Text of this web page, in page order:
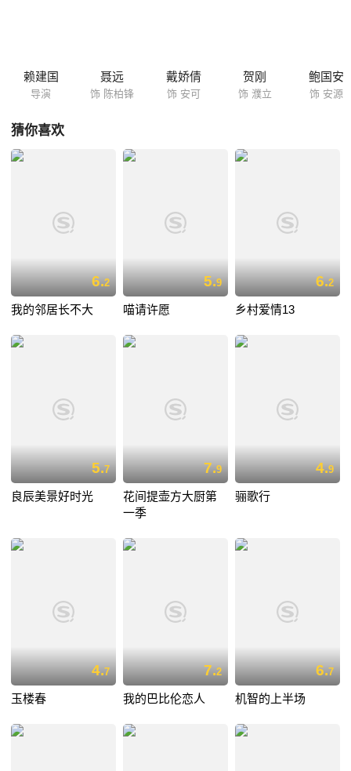
赖建国
导演
聂远
饰 陈柏锋
戴娇倩
饰 安可
贺刚
饰 濮立
鲍国安
饰 安源
猜你喜欢
6.2
我的邻居长不大
5.9
喵请许愿
6.2
乡村爱情13
5.7
良辰美景好时光
7.9
花间提壶方大厨第
一季
4.9
骊歌行
4.7
玉楼春
7.2
我的巴比伦恋人
6.7
机智的上半场